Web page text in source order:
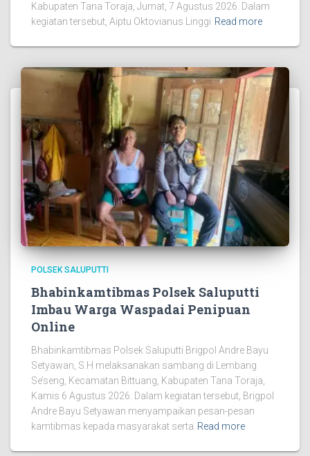
Kabupaten Tana Toraja, Jumat, 7 Agustus 2026. Dalam
kegiatan tersebut, Aiptu Oktovianus Linggi Read more
POLSEK SALUPUTTI
Bhabinkamtibmas Polsek Saluputti
Imbau Warga Waspadai Penipuan
Online
Bhabinkamtibmas Polsek Saluputti Brigpol Andre Bayu
Setyawan, S.H melaksanakan sambang di Lembang
Se’seng, Kecamatan Bittuang, Kabupaten Tana Toraja,
Kamis 6 Agustus 2026. Dalam kegiatan tersebut, Brigpol
Andre Bayu Setyawan menyampaikan pesan-pesan
kamtibmas kepada masyarakat serta Read more